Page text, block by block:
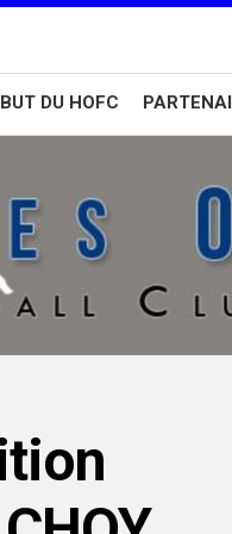
DU HOFC